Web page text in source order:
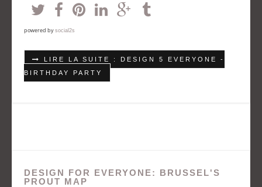
powered by social2s
LIRE LA SUITE : DESIGN 5 EVERYONE -
BIRTHDAY PARTY
DESIGN FOR EVERYONE: BRUSSEL'S
PROUT MAP